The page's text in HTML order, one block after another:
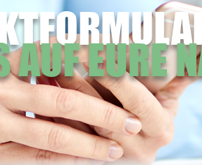
AUF EURE